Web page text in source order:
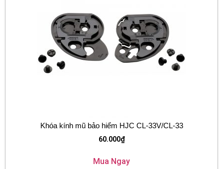
Khóa kính mũ bảo hiểm HJC CL-33V/CL-33
60.000₫
Mua Ngay